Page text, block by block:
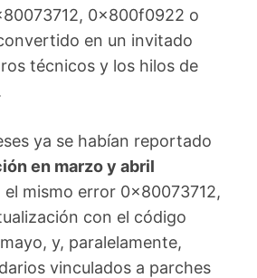
0x800f0922 o
en un invitado
técnicos y los hilos de
ya se habían reportado
en marzo y abril
mismo error 0x80073712,
con el código
y, paralelamente,
vinculados a parches